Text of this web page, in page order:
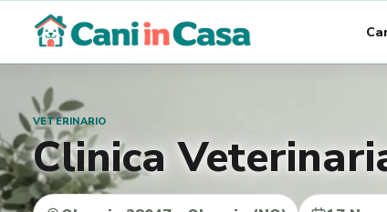
contenuto
VETERINARIO
Clinica